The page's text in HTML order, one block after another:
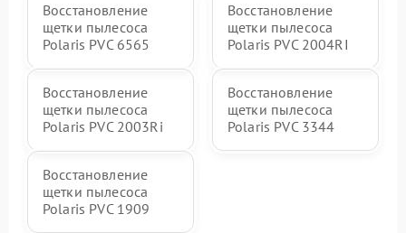
Восстановление
щетки пылесоса
Polaris PVC 6565
Восстановление
щетки пылесоса
Polaris PVC 2004RI
Восстановление
щетки пылесоса
Polaris PVC 2003Ri
Восстановление
щетки пылесоса
Polaris PVC 3344
Восстановление
щетки пылесоса
Polaris PVC 1909